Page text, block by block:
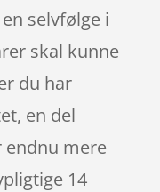
selvfølge i
skal kunne
du har
en del
endnu mere
14